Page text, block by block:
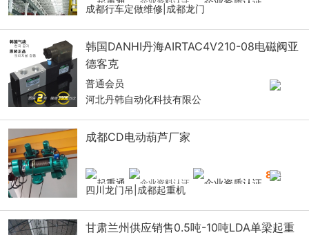
成都行车定做维修|成都龙门
韩国DANHI丹海AIRTAC4V210-08电磁阀亚
德客克
普通会员
河北丹韩自动化科技有限公
成都CD电动葫芦厂家
8年
四川龙门吊|成都起重机
甘肃兰州供应销售0.5吨-10吨LDA单梁起重